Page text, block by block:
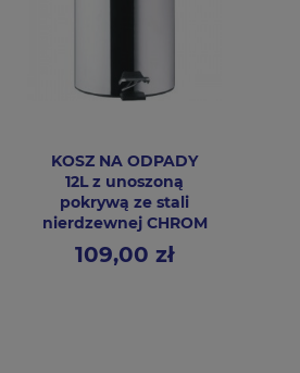
KOSZ NA ODPADY
12L z unoszoną
pokrywą ze stali
nierdzewnej CHROM
Cena109,00 zł